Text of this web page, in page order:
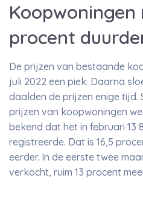
Koopwoningen
procent
De prijzen van bestaande
juli 2022 een piek. Daarna
daalden de prijzen enige tijd.
prijzen van koopwoningen
bekend dat het in februari 13
registreerde. Dat is 16,5
eerder. In de eerste twee
verkocht, ruim 13 procent